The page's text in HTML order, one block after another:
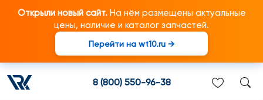
Открыли новый сайт.На нём размещены актуальные
цены, наличие и каталог запчастей.
Перейти на wt10.ru →
8 (800) 550-96-38
1414200 Охладитель масла
подходит для грузовиков
марки Scania/Скания